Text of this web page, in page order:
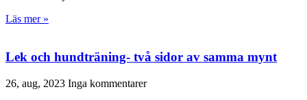
Läs mer »
Lek och hundträning- två sidor av samma mynt
26, aug, 2023 Inga kommentarer